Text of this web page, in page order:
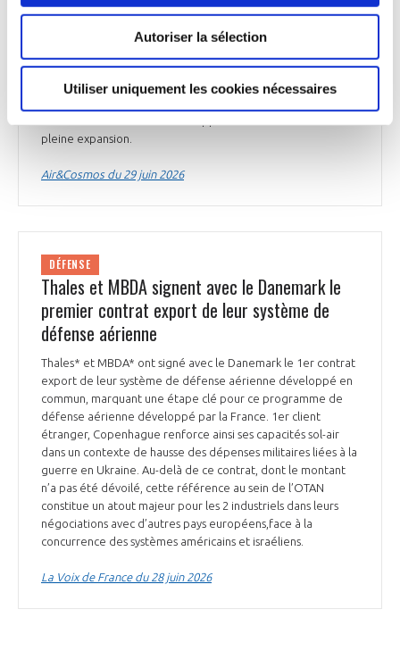
Autoriser la sélection
Utiliser uniquement les cookies nécessaires
2025, la Marine nationale l'a retenue pour conduire une
expérimentation multidrones à bord du porte-hélicoptères
aérostats captifs et les systèmes de surveillance, A-NSE se
positionne aussi sur la lutte antidrones avec sa solution
pleine expansion.
Air&Cosmos du 29 juin 2026
DÉFENSE
Thales et MBDA signent avec le Danemark le
premier contrat export de leur système de
défense aérienne
Thales* et MBDA* ont signé avec le Danemark le 1er contrat
export de leur système de défense aérienne développé en
commun, marquant une étape clé pour ce programme de
défense aérienne développé par la France. 1er client
étranger, Copenhague renforce ainsi ses capacités sol-air
dans un contexte de hausse des dépenses militaires liées à la
guerre en Ukraine. Au-delà de ce contrat, dont le montant
n’a pas été dévoilé, cette référence au sein de l’OTAN
constitue un atout majeur pour les 2 industriels dans leurs
négociations avec d’autres pays européens,face à la
concurrence des systèmes américains et israéliens.
La Voix de France du 28 juin 2026